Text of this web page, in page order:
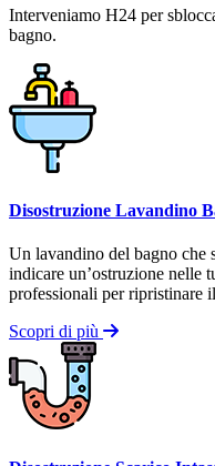
Interveniamo H24 per
bagno.
Disostruzione Lavandino
Un lavandino del bagno che
indicare un’ostruzione nelle
professionali per ripristinare
Scopri di più